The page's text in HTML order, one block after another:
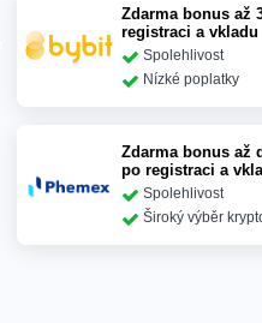
Zdarma bonus až
registraci a vkladu
Spolehlivost
Nízké poplatky
Zdarma bonus až
po registraci a
Spolehlivost
Široký výběr